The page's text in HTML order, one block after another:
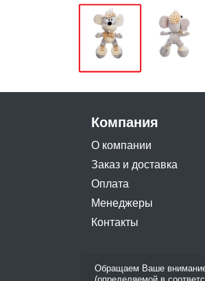
Компания
О компании
Заказ и доставка
Оплата
Менеджеры
Контакты
Обращаем Ваше внимание